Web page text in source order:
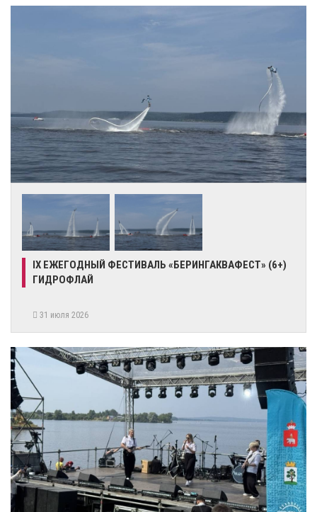
IX ЕЖЕГОДНЫЙ ФЕСТИВАЛЬ «БЕРИНГАКВАФЕСТ» (6+)
ГИДРОФЛАЙ
31 июля 2026